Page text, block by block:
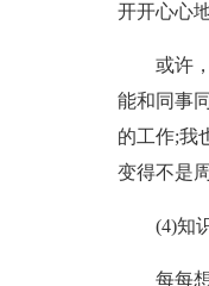
开开心心
或许
能和同事
的工作;我
变得不是
(4)知
每每